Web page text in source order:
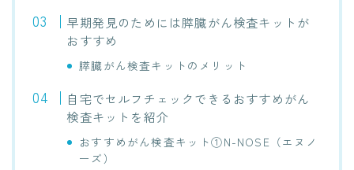
早期発見のためには膵臓がん検査キットが
おすすめ
膵臓がん検査キットのメリット
自宅でセルフチェックできるおすすめがん
検査キットを紹介
おすすめがん検査キット①N-NOSE（エヌノ
ーズ）